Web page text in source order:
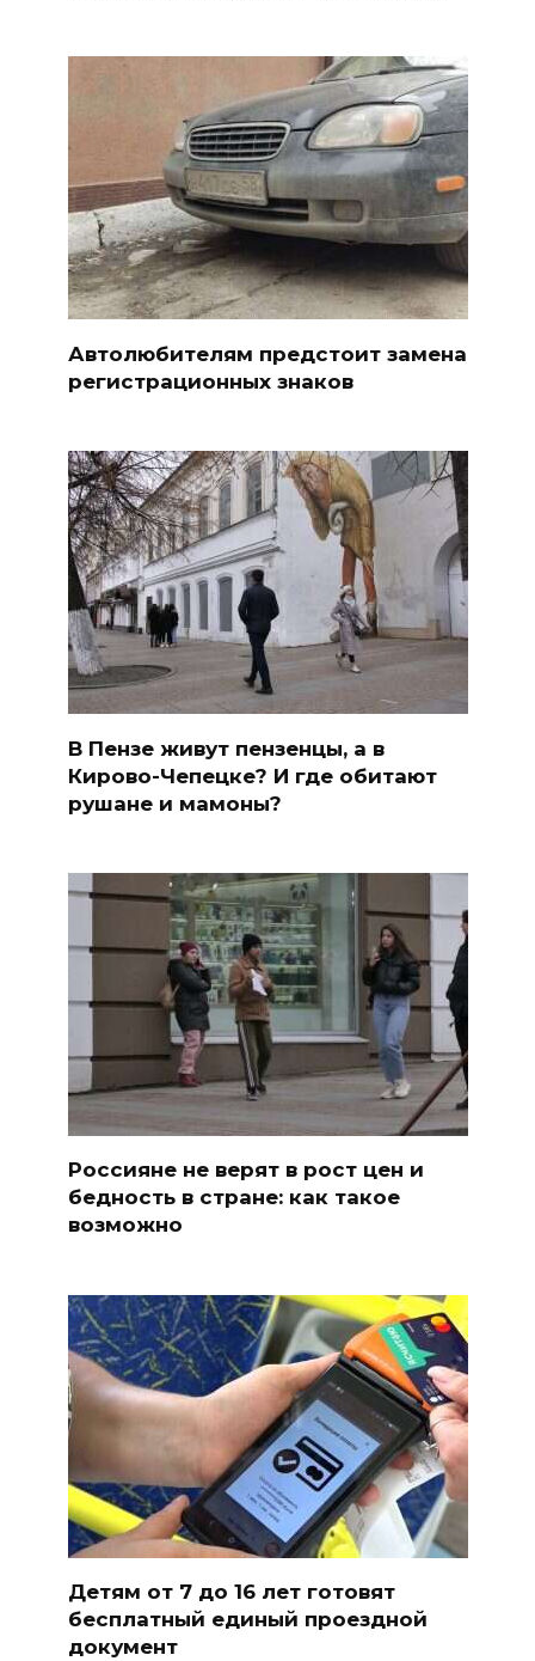
Автолюбителям предстоит замена
регистрационных знаков
В Пензе живут пензенцы, а в
Кирово-Чепецке? И где обитают
рушане и мамоны?
Россияне не верят в рост цен и
бедность в стране: как такое
возможно
Детям от 7 до 16 лет готовят
бесплатный единый проездной
документ